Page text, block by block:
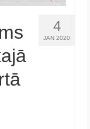
4
JAN 2020